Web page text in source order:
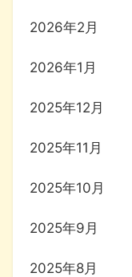
2026年2月
2026年1月
2025年12月
2025年11月
2025年10月
2025年9月
2025年8月